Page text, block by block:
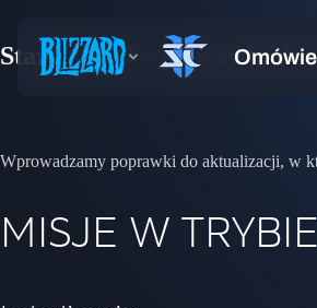
StarCraft II – poprawki do
Wprowadzamy poprawki do aktualizacji, w
MISJE W